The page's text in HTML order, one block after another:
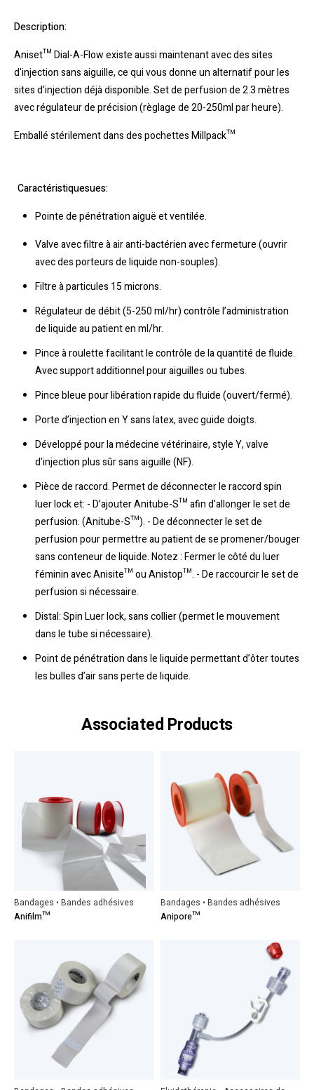
Description:
Aniset™ Dial-A-Flow existe aussi maintenant avec des sites
d'injection sans aiguille, ce qui vous donne un alternatif pour les
sites d'injection déjà disponible. Set de perfusion de 2.3 mètres
avec régulateur de précision (règlage de 20-250ml par heure).
Emballé stérilement dans des pochettes Millpack™
Caractéristiquesues:
Pointe de pénétration aiguë et ventilée.
Valve avec filtre à air anti-bactérien avec fermeture (ouvrir
avec des porteurs de liquide non-souples).
Filtre à particules 15 microns.
Régulateur de débit (5-250 ml/hr) contrôle l’administration
de liquide au patient en ml/hr.
Pince à roulette facilitant le contrôle de la quantité de fluide.
Avec support additionnel pour aiguilles ou tubes.
Pince bleue pour libération rapide du fluide (ouvert/fermé).
Porte d’injection en Y sans latex, avec guide doigts.
Développé pour la médecine vétérinaire, style Y, valve
d’injection plus sûr sans aiguille (NF).
Pièce de raccord. Permet de déconnecter le raccord spin
luer lock et: - D’ajouter Anitube-S™ afin d’allonger le set de
perfusion. (Anitube-S™). - De déconnecter le set de
perfusion pour permettre au patient de se promener/bouger
sans conteneur de liquide. Notez : Fermer le côté du luer
féminin avec Anisite™ ou Anistop™. - De raccourcir le set de
perfusion si nécessaire.
Distal: Spin Luer lock, sans collier (permet le mouvement
dans le tube si nécessaire).
Point de pénétration dans le liquide permettant d’ôter toutes
les bulles d’air sans perte de liquide.
Associated Products
Bandages • Bandes adhésives
Anifilm™
Bandages • Bandes adhésives
Anipore™